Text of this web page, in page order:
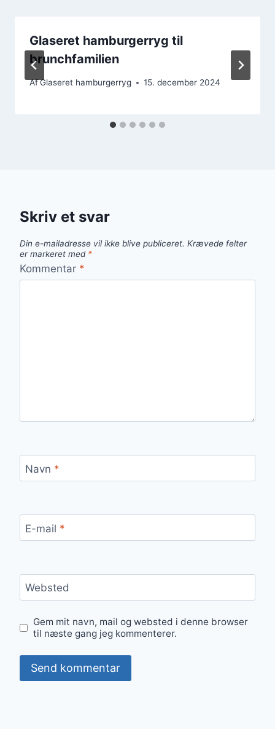
Glaseret hamburgerryg til
brunchfamilien
AfGlaseret hamburgerryg 15. december 2024
Skriv et svar
Din e-mailadresse vil ikke blive publiceret. Krævede felter
er markeret med *
Kommentar *
Navn *
E-mail *
Websted
Gem mit navn, mail og websted i denne browser
til næste gang jeg kommenterer.